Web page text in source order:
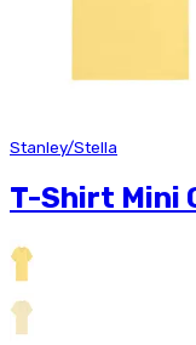
Stanley/Stella
T-Shirt Mini